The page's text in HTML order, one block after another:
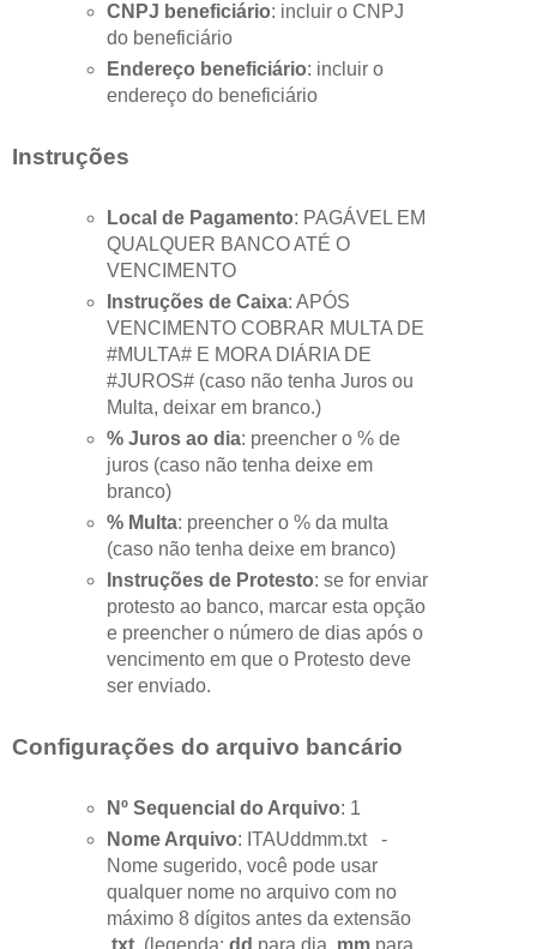
CNPJ beneficiário: incluir o CNPJ
do beneficiário
Endereço beneficiário: incluir o
endereço do beneficiário
Instruções
Local de Pagamento: PAGÁVEL EM
QUALQUER BANCO ATÉ O
VENCIMENTO
Instruções de Caixa: APÓS
VENCIMENTO COBRAR MULTA DE
#MULTA# E MORA DIÁRIA DE
#JUROS# (caso não tenha Juros ou
Multa, deixar em branco.)
% Juros ao dia: preencher o % de
juros (caso não tenha deixe em
branco)
% Multa: preencher o % da multa
(caso não tenha deixe em branco)
Instruções de Protesto: se for enviar
protesto ao banco, marcar esta opção
e preencher o número de dias após o
vencimento em que o Protesto deve
ser enviado.
Configurações do arquivo bancário
Nº Sequencial do Arquivo: 1
Nome Arquivo: ITAUddmm.txt -
Nome sugerido, você pode usar
qualquer nome no arquivo com no
máximo 8 dígitos antes da extensão
.txt. (legenda:dd para dia, mm para